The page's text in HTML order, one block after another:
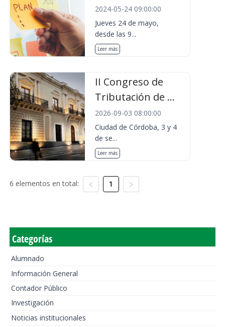
2024-05-24 09:00:00
Jueves 24 de mayo,
desde las 9...
Leer más
II Congreso de
Tributación de ...
2026-09-03 08:00:00
Ciudad de Córdoba, 3 y 4
de se...
Leer más
6 elementos en total: 1
Categorías
Alumnado
Información General
Contador Público
Investigación
Noticias institucionales